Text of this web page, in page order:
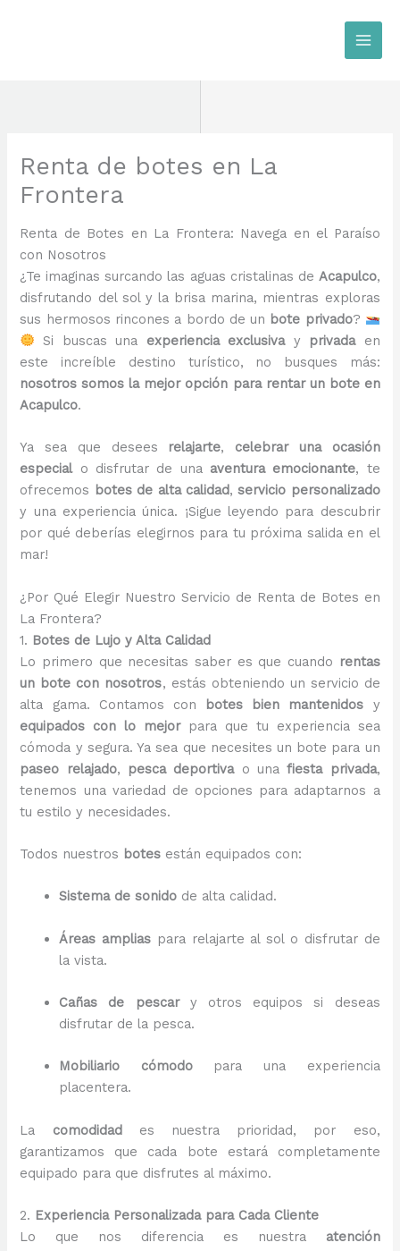
Renta de botes en La
Frontera
Renta de Botes en La Frontera: Navega en el Paraíso
con Nosotros
¿Te imaginas surcando las aguas cristalinas de Acapulco,
disfrutando del sol y la brisa marina, mientras exploras
sus hermosos rincones a bordo de un bote privado?
Si buscas una experiencia exclusivay privadaen
este increíble destino turístico, no busques más:
nosotros somos la mejor opción para rentar un bote en
Acapulco.
Ya sea que desees relajarte, celebrar una ocasión
especialo disfrutar de una aventura emocionante, te
ofrecemos botes de alta calidad,servicio personalizado
y una experiencia única. ¡Sigue leyendo para descubrir
por qué deberías elegirnos para tu próxima salida en el
mar!
¿Por Qué Elegir Nuestro Servicio de Renta de Botes en
La Frontera?
1. Botes de Lujo y Alta Calidad
Lo primero que necesitas saber es que cuando rentas
un bote con nosotros, estás obteniendo un servicio de
alta gama. Contamos con
botes bien mantenidos y
equipados con lo mejorpara que tu experiencia sea
cómoda y segura. Ya sea que necesites un bote para un
paseo relajado, pesca deportivao unafiesta privada,
tenemos una variedad de opciones para adaptarnos a
tu estilo y necesidades.
Todos nuestros botes están equipados con:
Sistema de sonido de alta calidad.
Áreas amplias para relajarte al sol o disfrutar de
la vista.
Cañas de pescary otros equipos si deseas
disfrutar de la pesca.
Mobiliario cómodopara una experiencia
placentera.
La comodidades nuestra prioridad, por eso,
garantizamos que cada bote estará completamente
equipado para que disfrutes al máximo.
2. Experiencia Personalizada para Cada Cliente
Lo que nos diferencia es nuestra atención